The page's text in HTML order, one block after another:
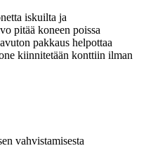
iskuilta ja
pitää koneen poissa
pakkaus helpottaa
kiinnitetään konttiin ilman
vahvistamisesta